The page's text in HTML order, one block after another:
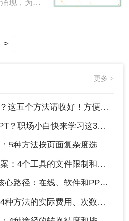
现，为设
更好的体
会遇到需
为低版本
或硬件的
,怎么转换
CAD文件
>
更多 >
个方法请收好！方便又好用！
职场小白快来学习这3种方法！
5种方法按页面复杂度选择！
工具的文件限制和输出质量对比！
在线、软件和PPT自带的适用范围！
的实际费用、次数限制和效果！